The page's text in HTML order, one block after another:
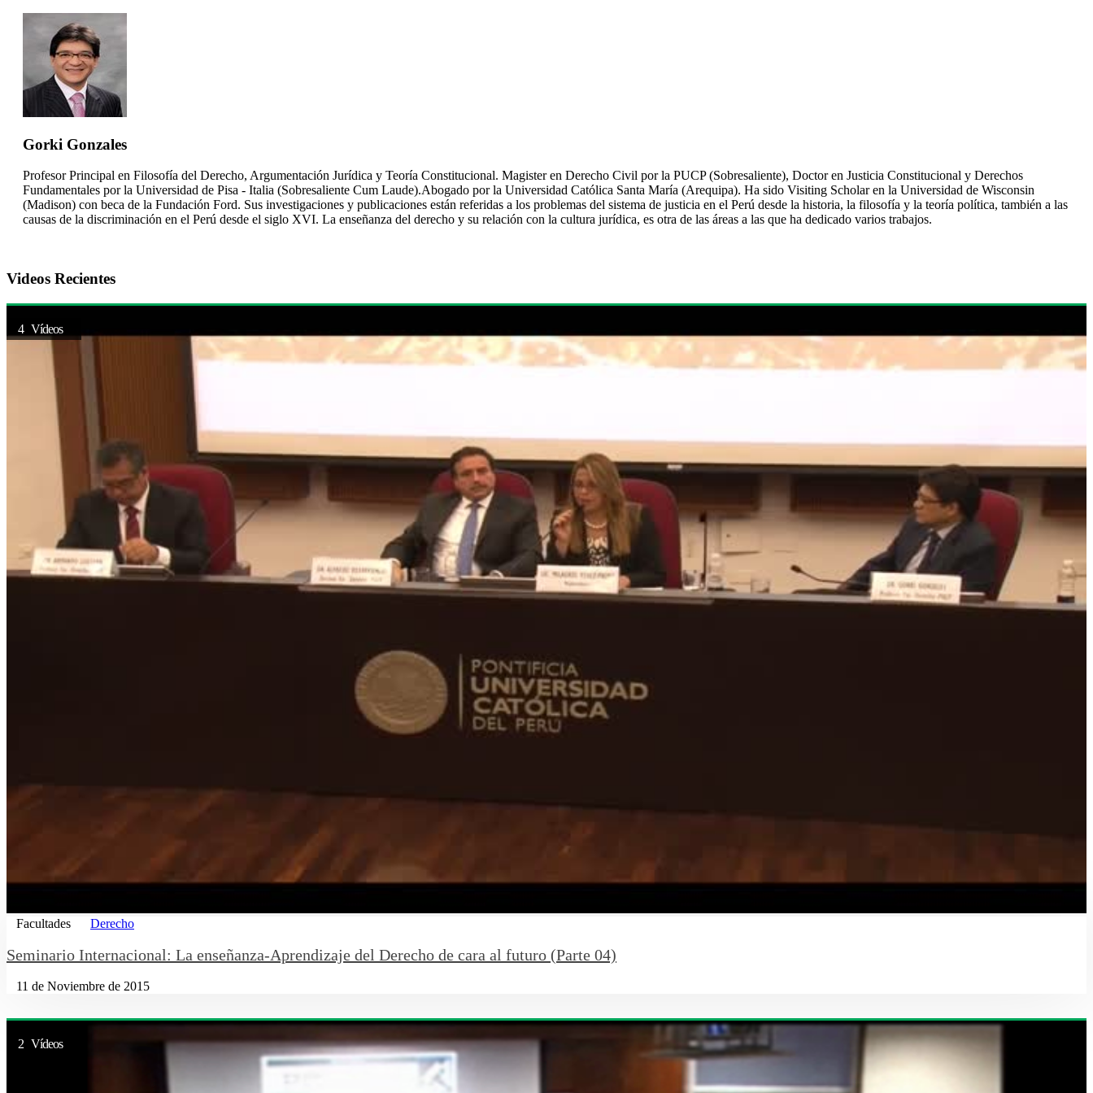
Gorki Gonzales
Profesor Principal en Filosofía del Derecho, Argumentación Jurídica y Teoría Constitucional. Magister en Derecho Civil por la PUCP (Sobresaliente), Doctor en Justicia Constitucional y Derechos
Fundamentales por la Universidad de Pisa - Italia (Sobresaliente Cum Laude).Abogado por la Universidad Católica Santa María (Arequipa). Ha sido Visiting Scholar en la Universidad de Wisconsin
(Madison) con beca de la Fundación Ford. Sus investigaciones y publicaciones están referidas a los problemas del sistema de justicia en el Perú desde la historia, la filosofía y la teoría política, también a las
causas de la discriminación en el Perú desde el siglo XVI. La enseñanza del derecho y su relación con la cultura jurídica, es otra de las áreas a las que ha dedicado varios trabajos.
Videos Recientes
4 Vídeos
Facultades Derecho
Seminario Internacional: La enseñanza-Aprendizaje del Derecho de cara al futuro (Parte 04)
11 de Noviembre de 2015
2 Vídeos